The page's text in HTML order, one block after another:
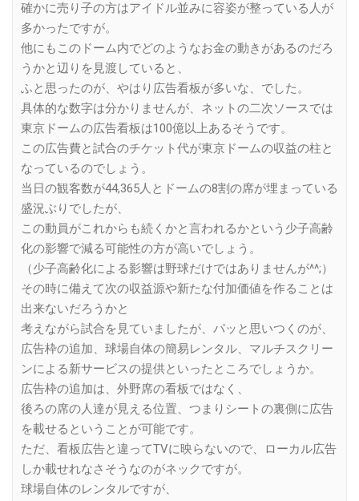
確かに売り子の方はアイドル並みに容姿が整っている人が
多かったですが。
他にもこのドーム内でどのようなお金の動きがあるのだろ
うかと辺りを見渡していると、
ふと思ったのが、やはり広告看板が多いな、でした。
具体的な数字は分かりませんが、ネットの二次ソースでは
東京ドームの広告看板は100億以上あるそうです。
この広告費と試合のチケット代が東京ドームの収益の柱と
なっているのでしょう。
当日の観客数が44,365人とドームの8割の席が埋まっている
盛況ぶりでしたが、
この動員がこれからも続くかと言われるかという少子高齢
化の影響で減る可能性の方が高いでしょう。
（少子高齢化による影響は野球だけではありませんが^^;）
その時に備えて次の収益源や新たな付加価値を作ることは
出来ないだろうかと
考えながら試合を見ていましたが、パッと思いつくのが、
広告枠の追加、球場自体の簡易レンタル、マルチスクリー
ンによる新サービスの提供といったところでしょうか。
広告枠の追加は、外野席の看板ではなく、
後ろの席の人達が見える位置、つまりシートの裏側に広告
を載せるということが可能です。
ただ、看板広告と違ってTVに映らないので、ローカル広告
しか載せれなさそうなのがネックですが。
球場自体のレンタルですが、